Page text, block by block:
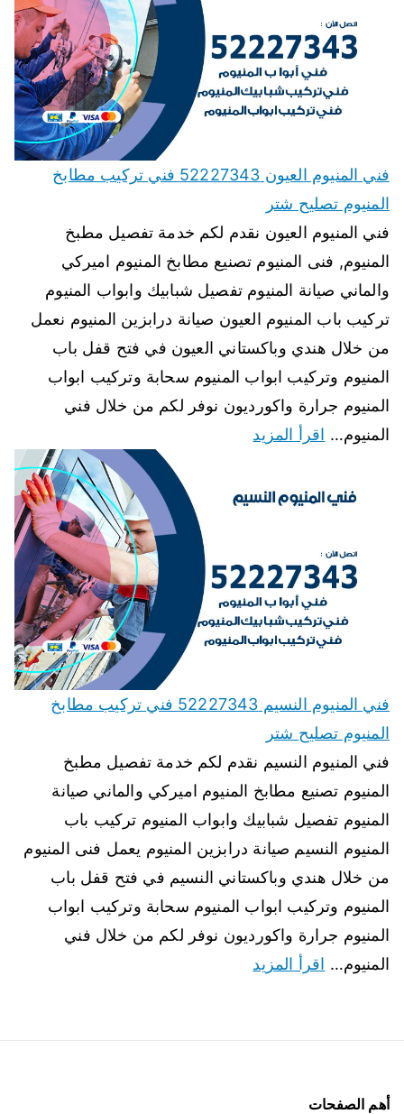
فني المنيوم العيون 52227343 فني تركيب مطابخ
المنيوم تصليح شتر
فني المنيوم العيون نقدم لكم خدمة تفصيل مطبخ
المنيوم, فنى المنيوم تصنيع مطابخ المنيوم اميركي
والماني صيانة المنيوم تفصيل شبابيك وابواب المنيوم
تركيب باب المنيوم العيون صيانة درابزين المنيوم نعمل
من خلال هندي وباكستاني العيون في فتح قفل باب
المنيوم وتركيب ابواب المنيوم سحابة وتركيب ابواب
المنيوم جرارة واكورديون نوفر لكم من خلال فني
المنيوم… اقرأ المزيد
فني المنيوم النسيم 52227343 فني تركيب مطابخ
المنيوم تصليح شتر
فني المنيوم النسيم نقدم لكم خدمة تفصيل مطبخ
المنيوم تصنيع مطابخ المنيوم اميركي والماني صيانة
المنيوم تفصيل شبابيك وابواب المنيوم تركيب باب
المنيوم النسيم صيانة درابزين المنيوم يعمل فنى المنيوم
من خلال هندي وباكستاني النسيم في فتح قفل باب
المنيوم وتركيب ابواب المنيوم سحابة وتركيب ابواب
المنيوم جرارة واكورديون نوفر لكم من خلال فني
المنيوم… اقرأ المزيد
أهم الصفحات